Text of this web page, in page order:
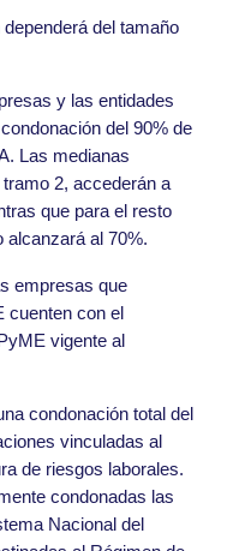
del tamaño
y las entidades
del 90% de
Las medianas
2, accederán a
que para el resto
alcanzará al 70%.
empresas que
cuenten con el
vigente al
condonación total del
vinculadas al
de riesgos laborales.
condonadas las
Nacional del